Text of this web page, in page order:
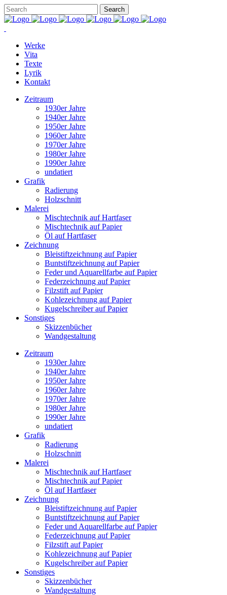
Werke
Vita
Texte
Lyrik
Kontakt
Zeitraum
1930er Jahre
1940er Jahre
1950er Jahre
1960er Jahre
1970er Jahre
1980er Jahre
1990er Jahre
undatiert
Grafik
Radierung
Holzschnitt
Malerei
Mischtechnik auf Hartfaser
Mischtechnik auf Papier
Öl auf Hartfaser
Zeichnung
Bleistiftzeichnung auf Papier
Buntstiftzeichnung auf Papier
Feder und Aquarellfarbe auf Papier
Federzeichnung auf Papier
Filzstift auf Papier
Kohlezeichnung auf Papier
Kugelschreiber auf Papier
Sonstiges
Skizzenbücher
Wandgestaltung
Zeitraum
1930er Jahre
1940er Jahre
1950er Jahre
1960er Jahre
1970er Jahre
1980er Jahre
1990er Jahre
undatiert
Grafik
Radierung
Holzschnitt
Malerei
Mischtechnik auf Hartfaser
Mischtechnik auf Papier
Öl auf Hartfaser
Zeichnung
Bleistiftzeichnung auf Papier
Buntstiftzeichnung auf Papier
Feder und Aquarellfarbe auf Papier
Federzeichnung auf Papier
Filzstift auf Papier
Kohlezeichnung auf Papier
Kugelschreiber auf Papier
Sonstiges
Skizzenbücher
Wandgestaltung